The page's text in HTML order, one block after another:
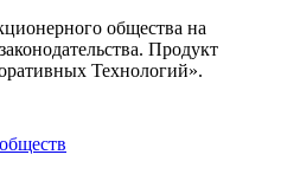
общества на
Продукт
Технологий».